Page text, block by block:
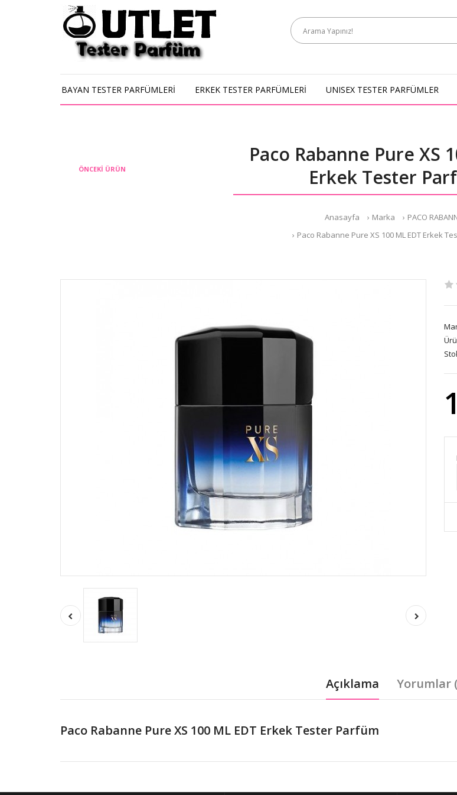
BAYAN TESTER PARFÜMLERİ ERKEK TESTER PARFÜMLERİ UNISEX TESTER PARFÜMLER
ÖNCEKI ÜRÜN
Paco Rabanne Pure XS
Erkek Tester
Anasayfa Marka
PACO
Paco Rabanne Pure XS 100 ML EDT Erkek
Açıklama Yorumlar
Paco Rabanne Pure XS 100 ML EDT Erkek Tester Parfüm